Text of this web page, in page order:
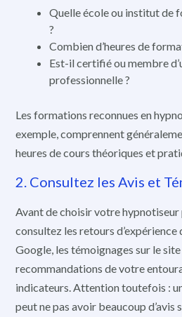
Quelle école ou institut de
?
Combien d’heures de
Est-il certifié ou membre
professionnelle ?
Les formations reconnues en
exemple, comprennent
heures de cours théoriques et
2. Consultez les Avis et
Avant de choisir votre hypnotiseur
consultez les retours d’expérience
Google, les témoignages sur le
recommandations de votre
indicateurs. Attention toutefois :
peut ne pas avoir beaucoup d’avis